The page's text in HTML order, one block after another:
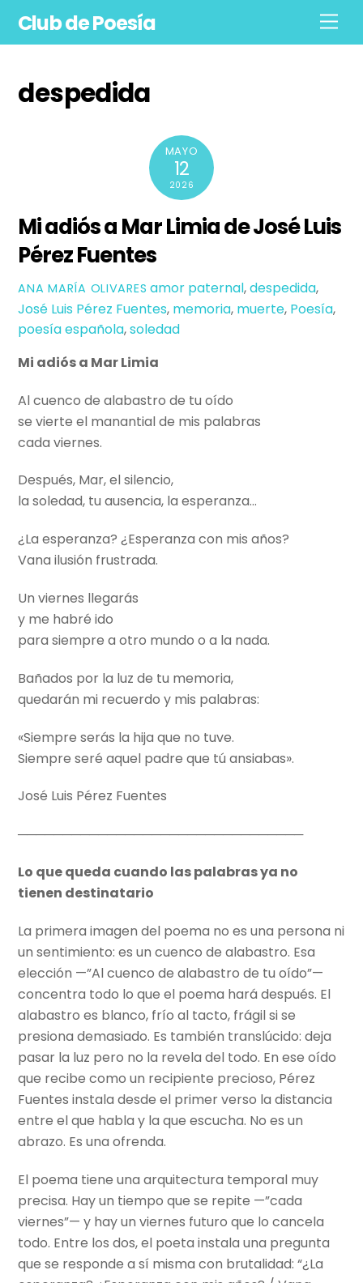
Club de Poesía
despedida
MAYO
12
2026
Mi adiós a Mar Limia de José Luis
Pérez Fuentes
ANA MARÍA OLIVARES amor paternal,despedida,
José Luis Pérez Fuentes, memoria, muerte, Poesía,
poesía española,soledad
Mi adiós a Mar Limia
Al cuenco de alabastro de tu oído
se vierte el manantial de mis palabras
cada viernes.
Después, Mar, el silencio,
la soledad, tu ausencia, la esperanza…
¿La esperanza? ¿Esperanza con mis años?
Vana ilusión frustrada.
Un viernes llegarás
y me habré ido
para siempre a otro mundo o a la nada.
Bañados por la luz de tu memoria,
quedarán mi recuerdo y mis palabras:
«Siempre serás la hija que no tuve.
Siempre seré aquel padre que tú ansiabas».
José Luis Pérez Fuentes
────────────────────────────────
Lo que queda cuando las palabras ya no
tienen destinatario
La primera imagen del poema no es una persona ni
un sentimiento: es un cuenco de alabastro. Esa
elección —”Al cuenco de alabastro de tu oído”—
concentra todo lo que el poema hará después. El
alabastro es blanco, frío al tacto, frágil si se
presiona demasiado. Es también translúcido: deja
pasar la luz pero no la revela del todo. En ese oído
que recibe como un recipiente precioso, Pérez
Fuentes instala desde el primer verso la distancia
entre el que habla y la que escucha. No es un
abrazo. Es una ofrenda.
El poema tiene una arquitectura temporal muy
precisa. Hay un tiempo que se repite —”cada
viernes”— y hay un viernes futuro que lo cancela
todo. Entre los dos, el poeta instala una pregunta
que se responde a sí misma con brutalidad: “¿La